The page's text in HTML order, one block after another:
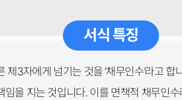
서식 특징
3자에게 넘기는 것을 ‘채무인수’라고
을 지는 것입니다. 이를 면책적 채무인